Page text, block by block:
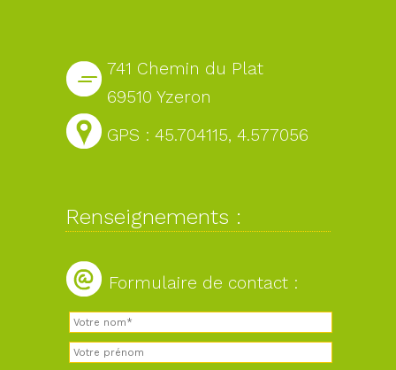
741 Chemin du Plat
69510 Yzeron
GPS : 45.704115, 4.577056
Renseignements :
Formulaire de contact :